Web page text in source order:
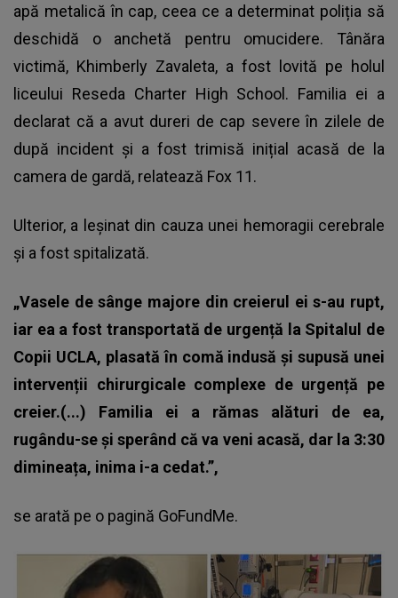
apă metalică în cap, ceea ce a determinat poliția să
deschidă o anchetă pentru omucidere. Tânăra
victimă, Khimberly Zavaleta, a fost lovită pe holul
liceului Reseda Charter High School. Familia ei a
declarat că a avut dureri de cap severe în zilele de
după incident și a fost trimisă inițial acasă de la
camera de gardă, relatează Fox 11.
Ulterior, a leșinat din cauza unei hemoragii cerebrale
și a fost spitalizată.
„Vasele de sânge majore din creierul ei s-au rupt,
iar ea a fost transportată de urgență la Spitalul de
Copii UCLA, plasată în comă indusă și supusă unei
intervenții chirurgicale complexe de urgență pe
creier.(...) Familia ei a rămas alături de ea,
rugându-se și sperând că va veni acasă, dar la 3:30
dimineața, inima i-a cedat.”,
se arată pe o pagină GoFundMe.